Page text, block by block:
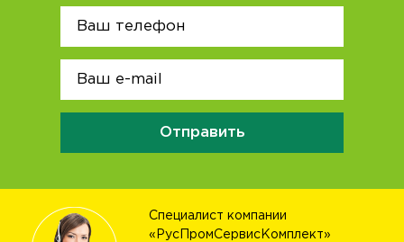
Отправить
Специалист компании
«РусПромСервисКомплект»